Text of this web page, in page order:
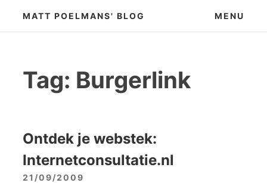
MATT POELMANS' BLOG MENU
Tag: Burgerlink
Ontdek je webstek:
Internetconsultatie.nl
21/09/2009